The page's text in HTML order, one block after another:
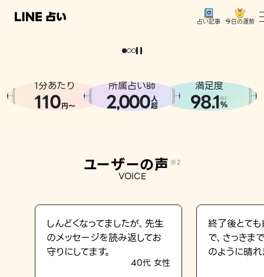
占い記事 今日の運勢
相談事例
どうせなら
。
1分あたり
110円〜
所属占い師
2,000人
超
満足度
98.1※1
%
ユーザーの声 ※2
VOICE
しんどくなってましたが、先生
のメッセージを読み返してお
守りにしてます。
40代 女性
終了後とて
で、さっき
のように晴れ